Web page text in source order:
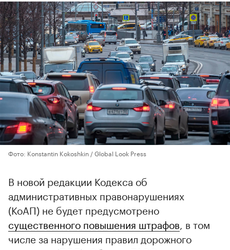
Фото: Konstantin Kokoshkin / Global Look Press
В новой редакции Кодекса об
административных правонарушениях
(КоАП) не будет предусмотрено
существенного повышения штрафов , в том
числе за нарушения правил дорожного